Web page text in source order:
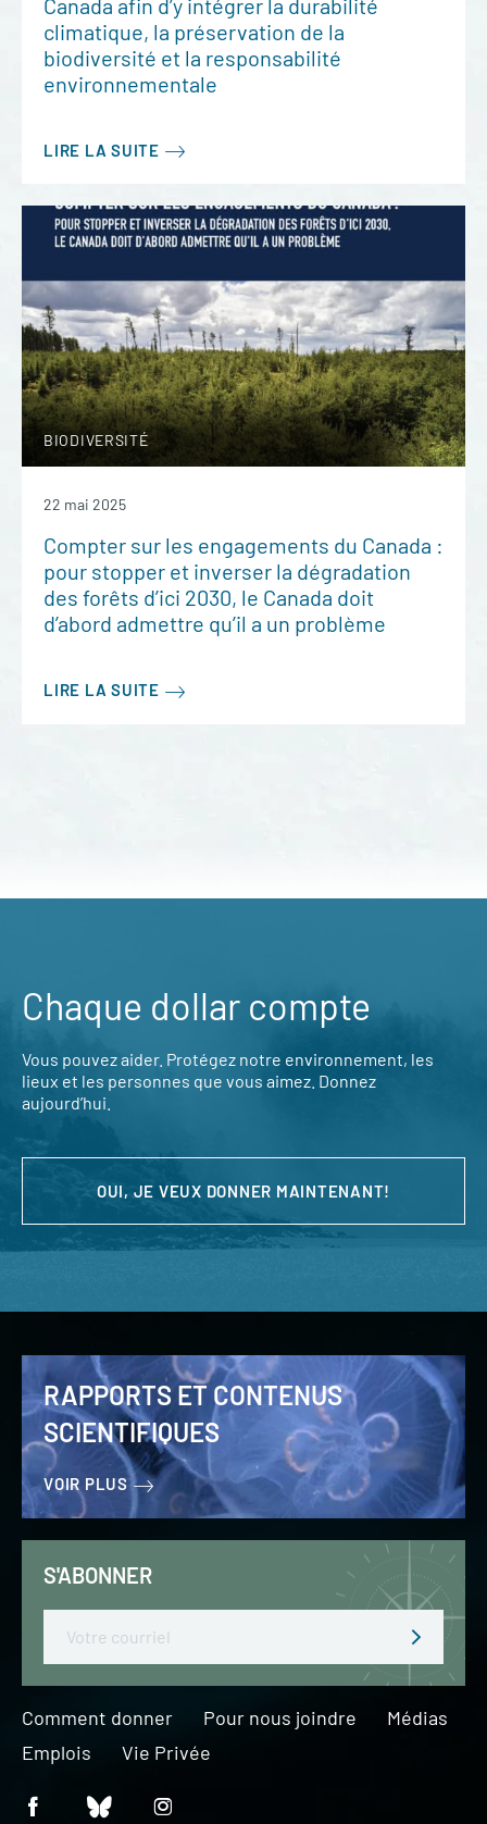
Canada afin d’y intégrer la durabilité
climatique, la préservation de la
biodiversité et la responsabilité
environnementale
LIRE LA SUITE
BIODIVERSITÉ
22 mai 2025
Compter sur les engagements du Canada :
pour stopper et inverser la dégradation
des forêts d’ici 2030, le Canada doit
d’abord admettre qu’il a un problème
LIRE LA SUITE
Chaque dollar compte
Vous pouvez aider. Protégez notre environnement, les
lieux et les personnes que vous aimez. Donnez
aujourd’hui.
OUI, JE VEUX DONNER MAINTENANT!
RAPPORTS ET CONTENUS
SCIENTIFIQUES
VOIR PLUS
S'ABONNER
Comment donner Pour nous joindre
Médias
Emplois
Vie Privée